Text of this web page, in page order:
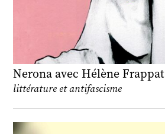
Nerona avec Hélène Frappat
littérature et antifascisme